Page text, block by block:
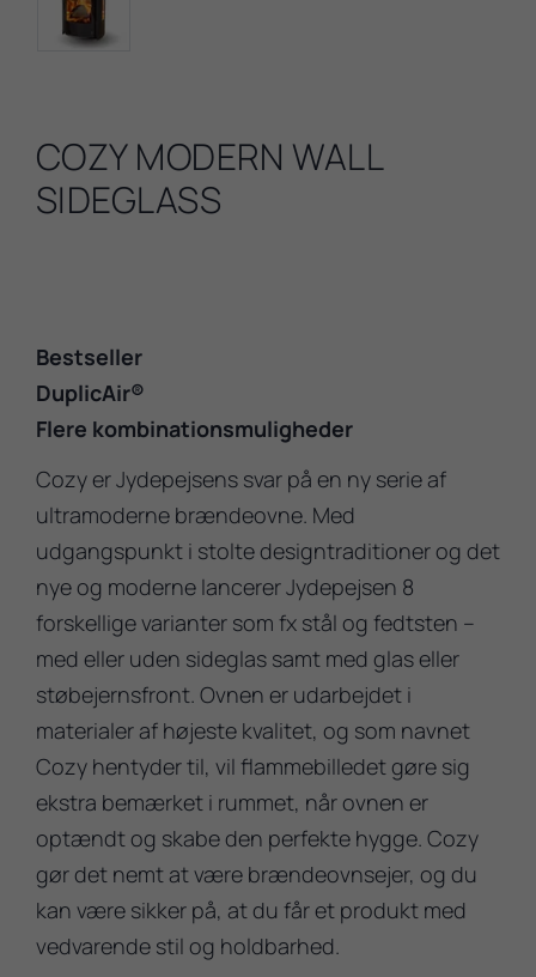
COZY MODERN WALL
SIDEGLASS
Bestseller
DuplicAir®
Flere kombinationsmuligheder
Cozy er Jydepejsens svar på en ny serie af
ultramoderne brændeovne. Med
udgangspunkt i stolte designtraditioner og det
nye og moderne lancerer Jydepejsen 8
forskellige varianter som fx stål og fedtsten –
med eller uden sideglas samt med glas eller
støbejernsfront. Ovnen er udarbejdet i
materialer af højeste kvalitet, og som navnet
Cozy hentyder til, vil flammebilledet gøre sig
ekstra bemærket i rummet, når ovnen er
optændt og skabe den perfekte hygge. Cozy
gør det nemt at være brændeovnsejer, og du
kan være sikker på, at du får et produkt med
vedvarende stil og holdbarhed.